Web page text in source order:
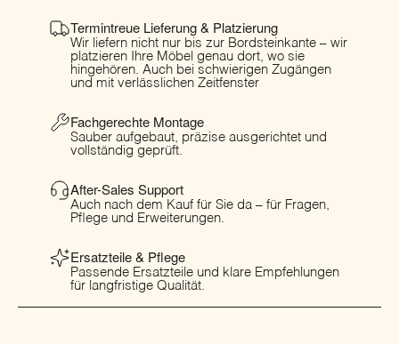
Termintreue Lieferung & Platzierung
Wir liefern nicht nur bis zur Bordsteinkante – wir
platzieren Ihre Möbel genau dort, wo sie
hingehören. Auch bei schwierigen Zugängen
und mit verlässlichen Zeitfenster
Fachgerechte Montage
Sauber aufgebaut, präzise ausgerichtet und
vollständig geprüft.
After-Sales Support
Auch nach dem Kauf für Sie da – für Fragen,
Pflege und Erweiterungen.
Ersatzteile & Pflege
Passende Ersatzteile und klare Empfehlungen
für langfristige Qualität.